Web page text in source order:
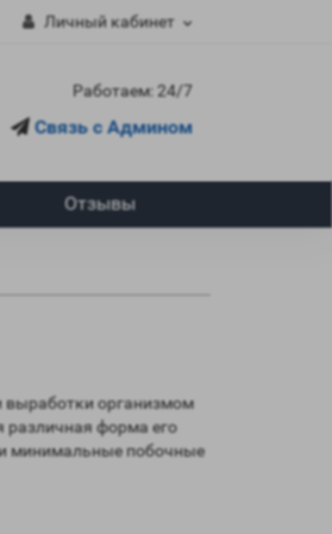
Личный кабинет
Работаем: 24/7
Связь с Админом
Отзывы
выработки организмом
различная форма его
минимальные побочные